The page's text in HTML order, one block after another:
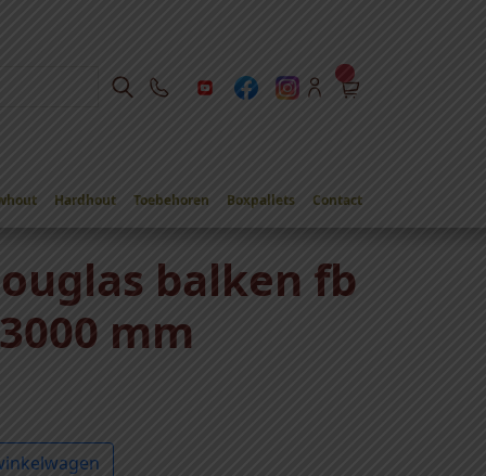
Hardhout Toebehoren Boxpallets Contact
mm
balken fb
mm